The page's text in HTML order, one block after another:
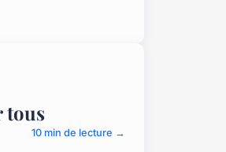
tous
10 min de lecture →